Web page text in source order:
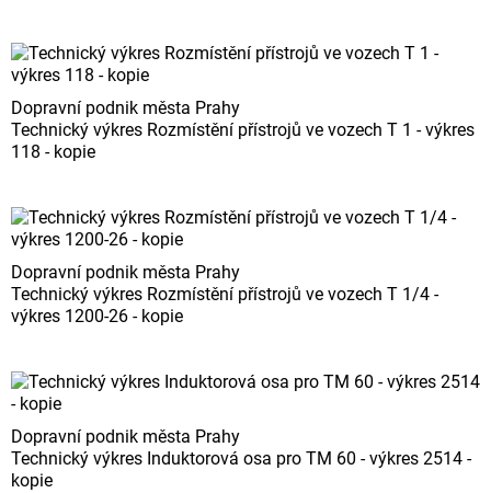
Dopravní podnik města Prahy
Technický výkres Rozmístění přístrojů ve vozech T 1 - výkres
118 - kopie
Dopravní podnik města Prahy
Technický výkres Rozmístění přístrojů ve vozech T 1/4 -
výkres 1200-26 - kopie
Dopravní podnik města Prahy
Technický výkres Induktorová osa pro TM 60 - výkres 2514 -
kopie